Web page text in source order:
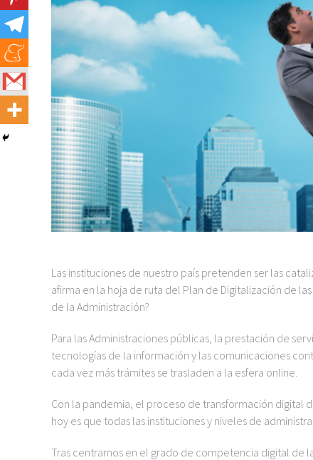
Las instituciones de nuestro país pretenden ser las
afirma en la hoja de ruta del Plan de Digitalización de
de la Administración?
Para las Administraciones públicas, la prestación de
tecnologías de la información y las comunicaciones
cada vez más trámites se trasladen a la esfera online.
Con la pandemia, el proceso de transformación digital
hoy es que todas las instituciones y niveles de
Tras centrarnos en el grado de competencia digital de